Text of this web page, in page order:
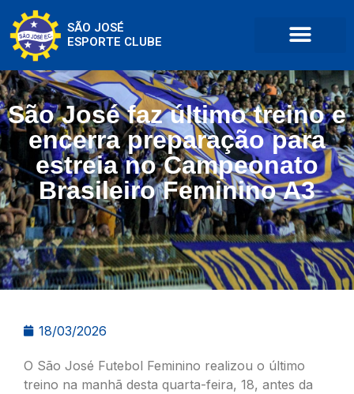
SÃO JOSÉ
ESPORTE CLUBE
São José faz último treino e
encerra preparação para
estreia no Campeonato
Brasileiro Feminino A3
18/03/2026
O São José Futebol Feminino realizou o último
treino na manhã desta quarta-feira, 18, antes da